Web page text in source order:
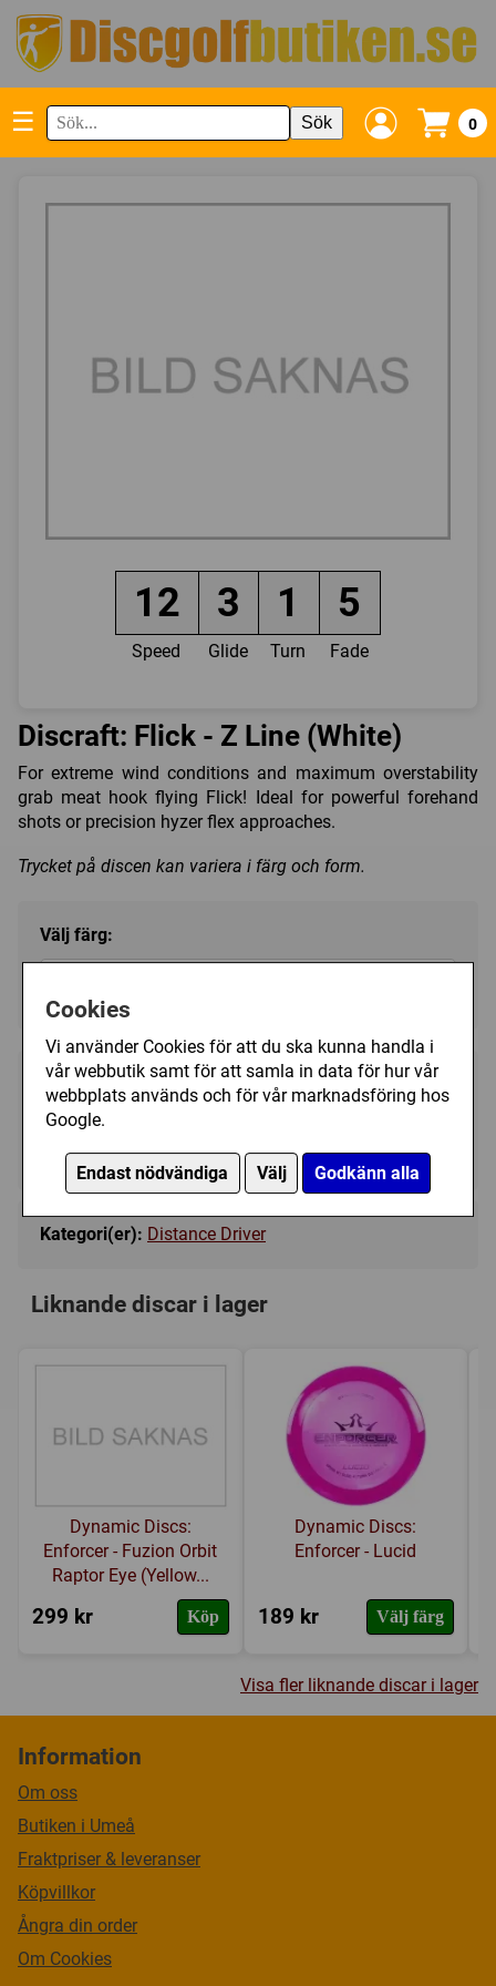
Cookies
Vi använder Cookies för att du ska kunna handla i
vår webbutik samt för att samla in data för hur vår
webbplats används och för vår marknadsföring hos
Google.
Endast nödvändiga Välj Godkänn alla
☰ Sök 0
12 3 1 5
Speed Glide Turn Fade
Discraft: Flick - Z Line (White)
For extreme wind conditions and maximum overstability
grab meat hook flying Flick! Ideal for powerful forehand
shots or precision hyzer flex approaches.
Trycket på discen kan variera i färg och form.
Välj färg:
199 kr Bevaka
Tillfälligt slut
Kategori(er): Distance Driver
Liknande discar i lager
Dynamic Discs:
Enforcer - Fuzion Orbit
Raptor Eye (Yellow...
299 kr Köp
Dynamic Discs:
Enforcer - Lucid
189 kr Välj färg
Visa fler liknande discar i lager
Information
Om oss
Butiken i Umeå
Fraktpriser & leveranser
Köpvillkor
Ångra din order
Om Cookies